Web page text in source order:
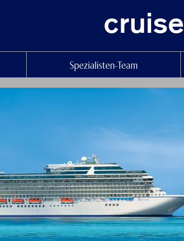
cruise
Spezialisten-Team